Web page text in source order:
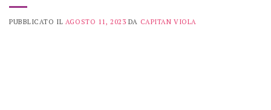
PUBBLICATO IL AGOSTO 11, 2023 DA CAPITAN VIOLA